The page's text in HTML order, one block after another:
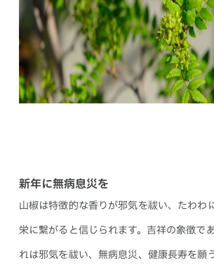
新年に無病息災を
山椒は特徴的な香りが邪気を祓い、たわわ
栄に繋がると信じられます。吉祥の象徴で
れは邪気を祓い、無病息災、健康長寿を願